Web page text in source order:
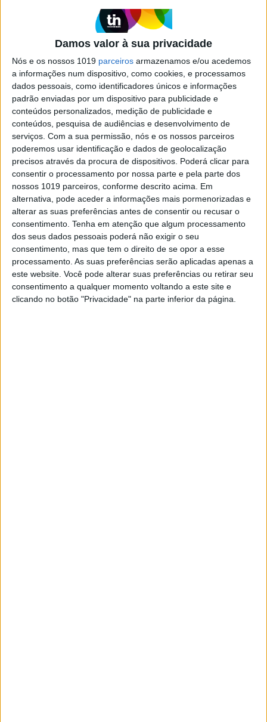
Damos valor à sua privacidade
Nós e os nossos 1019 parceiros armazenamos e/ou acedemos
a informações num dispositivo, como cookies, e processamos
dados pessoais, como identificadores únicos e informações
padrão enviadas por um dispositivo para publicidade e
conteúdos personalizados, medição de publicidade e
conteúdos, pesquisa de audiências e desenvolvimento de
serviços. Com a sua permissão, nós e os nossos parceiros
poderemos usar identificação e dados de geolocalização
precisos através da procura de dispositivos. Poderá clicar para
consentir o processamento por nossa parte e pela parte dos
nossos 1019 parceiros, conforme descrito acima. Em
alternativa, pode aceder a informações mais pormenorizadas e
alterar as suas preferências antes de consentir ou recusar o
consentimento. Tenha em atenção que algum processamento
dos seus dados pessoais poderá não exigir o seu
consentimento, mas que tem o direito de se opor a esse
processamento. As suas preferências serão aplicadas apenas a
este website. Você pode alterar suas preferências ou retirar seu
consentimento a qualquer momento voltando a este site e
clicando no botão "Privacidade" na parte inferior da página.
MAIS NA VISÃO
OPINIÃO
O país que fotografamos nas férias
e esquecemos no resto do ano